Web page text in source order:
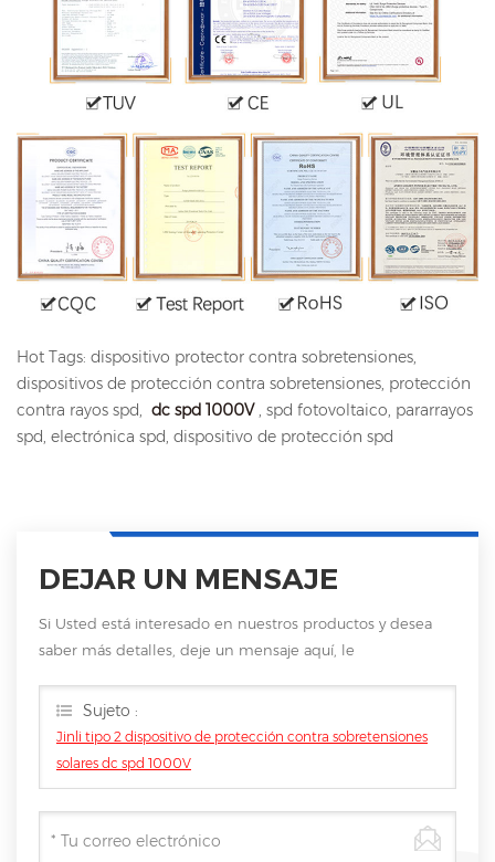
Hot Tags: dispositivo protector contra sobretensiones,
dispositivos de protección contra sobretensiones, protección
contra rayos spd, dc spd 1000V, spd fotovoltaico, pararrayos
spd, electrónica spd, dispositivo de protección spd
DEJAR UN MENSAJE
Si Usted está interesado en nuestros productos y desea
saber más detalles, deje un mensaje aquí, le
Sujeto :
Jinli tipo 2 dispositivo de protección contra sobretensiones
solares dc spd 1000V